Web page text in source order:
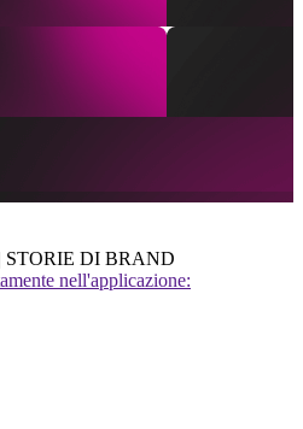
STORIE DI BRAND
nell'applicazione: